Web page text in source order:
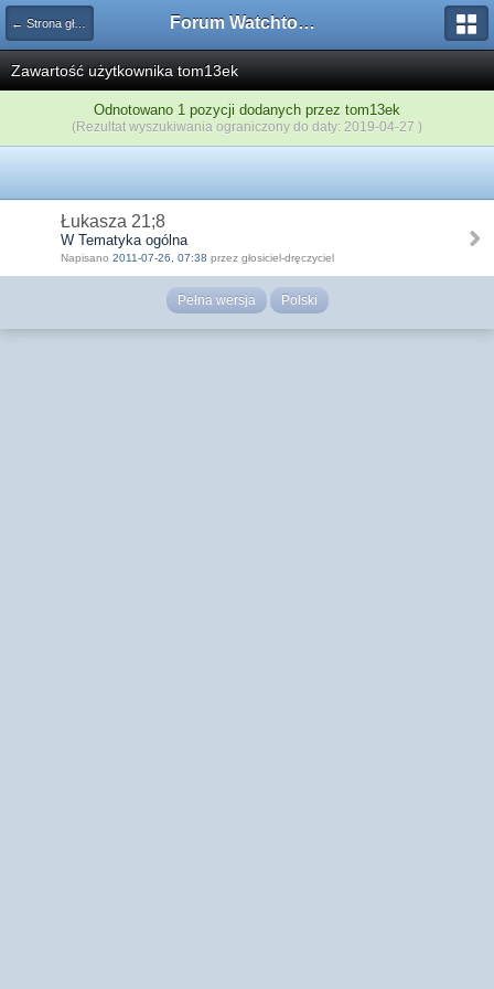
← Strona główna Forum Watchtower
Zawartość użytkownika tom13ek
Odnotowano 1 pozycji dodanych przez tom13ek
(Rezultat wyszukiwania ograniczony do daty: 2019-04-27 )
Łukasza 21;8
W Tematyka ogólna
Napisano 2011-07-26, 07:38 przez głosiciel-dręczyciel
Pełna wersja Polski